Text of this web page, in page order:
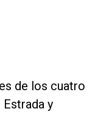
de los cuatro
y